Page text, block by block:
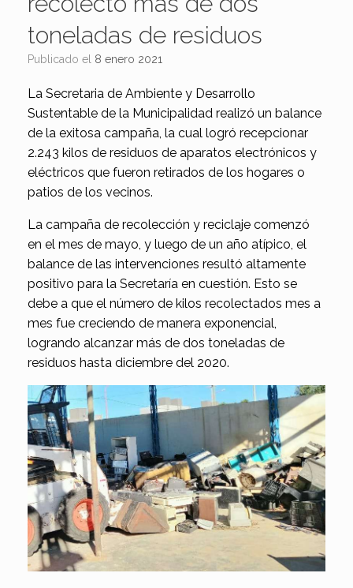
toneladas de residuos
Publicado el 8 enero 2021
La Secretaria de Ambiente y Desarrollo
Sustentable de la Municipalidad realizó un balance
de la exitosa campaña, la cual logró recepcionar
2.243 kilos de residuos de aparatos electrónicos y
eléctricos que fueron retirados de los hogares o
patios de los vecinos.
La campaña de recolección y reciclaje comenzó
en el mes de mayo, y luego de un año atípico, el
balance de las intervenciones resultó altamente
positivo para la Secretaría en cuestión. Esto se
debe a que el número de kilos recolectados mes a
mes fue creciendo de manera exponencial,
logrando alcanzar más de dos toneladas de
residuos hasta diciembre del 2020.